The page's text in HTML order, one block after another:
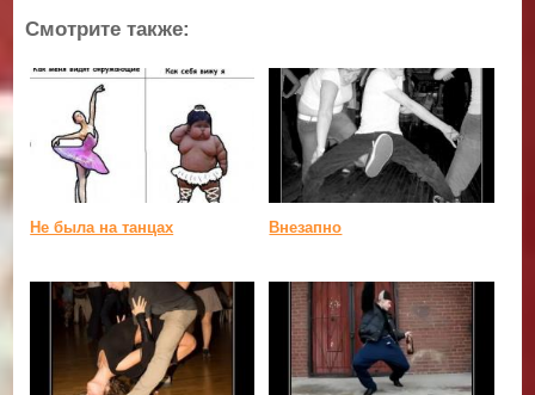
Смотрите также:
Не была на танцах Внезапно